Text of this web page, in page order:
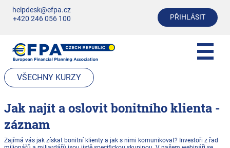
helpdesk@efpa.cz
+420 246 056 100
PŘIHLÁSIT
VŠECHNY KURZY
Jak najít a oslovit bonitního klienta -
záznam
Zajímá vás jak získat bonitní klienty a jak s nimi komunikovat? Investoři z řad